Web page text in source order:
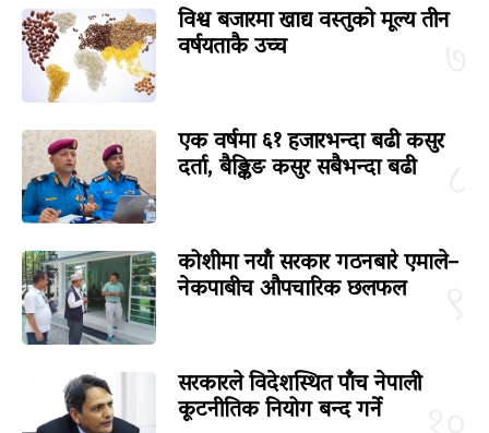
विश्व बजारमा खाद्य वस्तुको मूल्य तीन
वर्षयताकै उच्च
एक वर्षमा ६१ हजारभन्दा बढी कसुर
दर्ता, बैङ्किङ कसुर सबैभन्दा बढी
कोशीमा नयाँ सरकार गठनबारे एमाले–
नेकपाबीच औपचारिक छलफल
सरकारले विदेशस्थित पाँच नेपाली
कूटनीतिक नियोग बन्द गर्ने